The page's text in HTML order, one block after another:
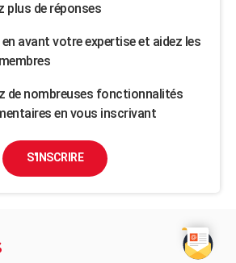
plus de réponses
avant votre expertise et aidez les
de nombreuses fonctionnalités
en vous inscrivant
S'INSCRIRE